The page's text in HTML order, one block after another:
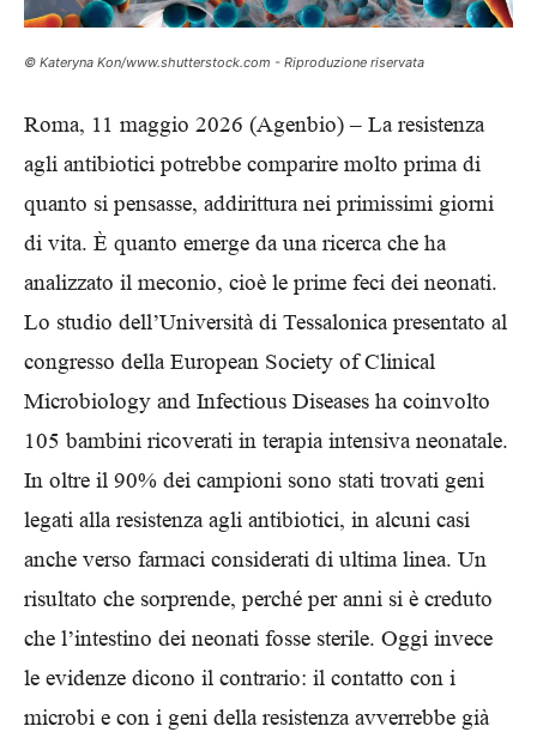
© Kateryna Kon/www.shutterstock.com - Riproduzione riservata
Roma, 11 maggio 2026 (Agenbio) – La resistenza
agli antibiotici potrebbe comparire molto prima di
quanto si pensasse, addirittura nei primissimi giorni
di vita. È quanto emerge da una ricerca che ha
analizzato il meconio, cioè le prime feci dei neonati.
Lo studio dell’Università di Tessalonica presentato al
congresso della European Society of Clinical
Microbiology and Infectious Diseases ha coinvolto
105 bambini ricoverati in terapia intensiva neonatale.
In oltre il 90% dei campioni sono stati trovati geni
legati alla resistenza agli antibiotici, in alcuni casi
anche verso farmaci considerati di ultima linea. Un
risultato che sorprende, perché per anni si è creduto
che l’intestino dei neonati fosse sterile. Oggi invece
le evidenze dicono il contrario: il contatto con i
microbi e con i geni della resistenza avverrebbe già